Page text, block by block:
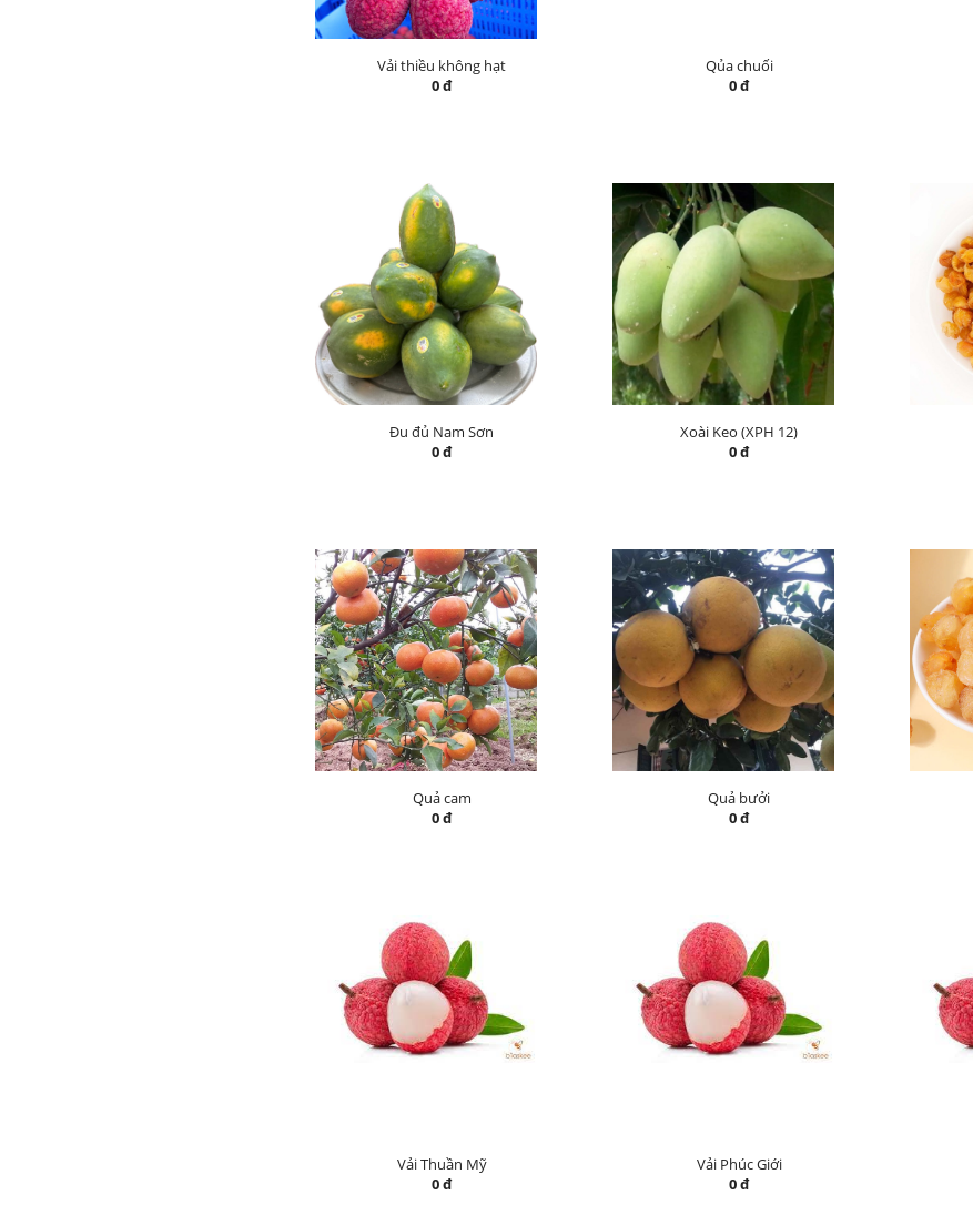
Vải thiều không hạt
0 đ
Qủa chuối
0 đ
Đu đủ Nam Sơn
0 đ
Xoài Keo (XPH 12)
0 đ
Quả cam
0 đ
Quả bưởi
0 đ
Vải Thuần Mỹ
0 đ
Vải Phúc Giới
0 đ